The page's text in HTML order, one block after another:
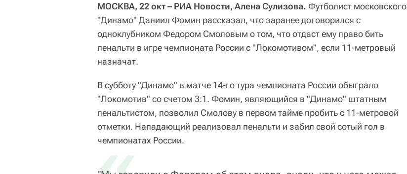
МОСКВА, 22 окт – РИА Новости, Алена Сулизова. Футболист московского
"Динамо" Даниил Фомин рассказал, что заранее договорился с
одноклубником Федором Смоловым о том, что отдаст ему право бить
пенальти в игре чемпионата России с "Локомотивом", если 11-метровый
назначат.
В субботу "Динамо" в матче 14-го тура чемпионата России обыграло
"Локомотив" со счетом 3:1. Фомин, являющийся в "Динамо" штатным
пенальтистом, позволил Смолову в первом тайме пробить с 11-метровой
отметки. Нападающий реализовал пенальти и забил свой сотый гол в
чемпионатах России.